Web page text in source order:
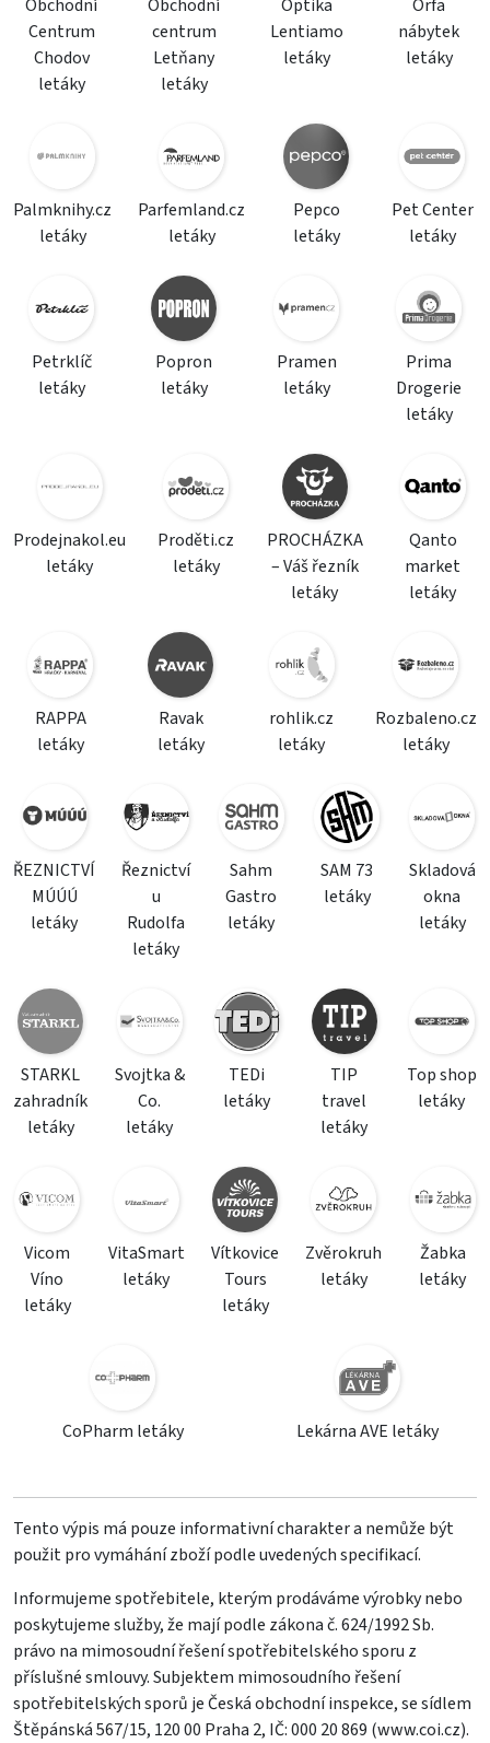
Obchodní
Centrum
Chodov
letáky
Obchodní
centrum
Letňany
letáky
Optika
Lentiamo
letáky
Orfa
nábytek
letáky
Palmknihy.cz
letáky
Parfemland.cz
letáky
Pepco
letáky
Pet Center
letáky
Petrklíč
letáky
Popron
letáky
Pramen
letáky
Prima
Drogerie
letáky
Prodejnakol.eu
letáky
Proděti.cz
letáky
PROCHÁZKA
– Váš řezník
letáky
Qanto
market
letáky
RAPPA
letáky
Ravak
letáky
rohlik.cz
letáky
Rozbaleno.cz
letáky
ŘEZNICTVÍ
MÚÚÚ
letáky
Řeznictví
u
Rudolfa
letáky
Sahm
Gastro
letáky
SAM 73
letáky
Skladová
okna
letáky
STARKL
zahradník
letáky
Svojtka &
Co.
letáky
TEDi
letáky
TIP
travel
letáky
Top shop
letáky
Vicom
Víno
letáky
VitaSmart
letáky
Vítkovice
Tours
letáky
Zvěrokruh
letáky
Žabka
letáky
CoPharm letáky Lekárna AVE letáky
Tento výpis má pouze informativní charakter a nemůže být
použit pro vymáhání zboží podle uvedených specifikací.
Informujeme spotřebitele, kterým prodáváme výrobky nebo
poskytujeme služby, že mají podle zákona č. 624/1992 Sb.
právo na mimosoudní řešení spotřebitelského sporu z
příslušné smlouvy. Subjektem mimosoudního řešení
spotřebitelských sporů je Česká obchodní inspekce, se sídlem
Štěpánská 567/15, 120 00 Praha 2, IČ: 000 20 869 (www.coi.cz).